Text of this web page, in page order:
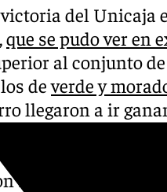
victoria del
que se pudo ver en
al conjunto
los deverde y
llegaron a ir
el último periodo
con 16 puntos,
13.